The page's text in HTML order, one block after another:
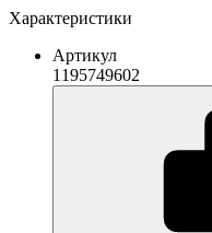
Характеристики
Артикул
1195749602